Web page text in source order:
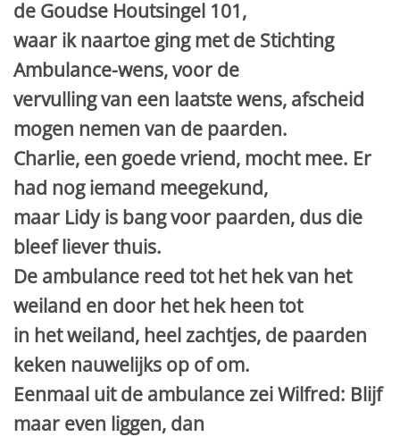
de Goudse Houtsingel 101,
waar ik naartoe ging met de Stichting
Ambulance-wens, voor de
vervulling van een laatste wens, afscheid
mogen nemen van de paarden.
Charlie, een goede vriend, mocht mee. Er
had nog iemand meegekund,
maar Lidy is bang voor paarden, dus die
bleef liever thuis.
De ambulance reed tot het hek van het
weiland en door het hek heen tot
in het weiland, heel zachtjes, de paarden
keken nauwelijks op of om.
Eenmaal uit de ambulance zei Wilfred: Blijf
maar even liggen, dan